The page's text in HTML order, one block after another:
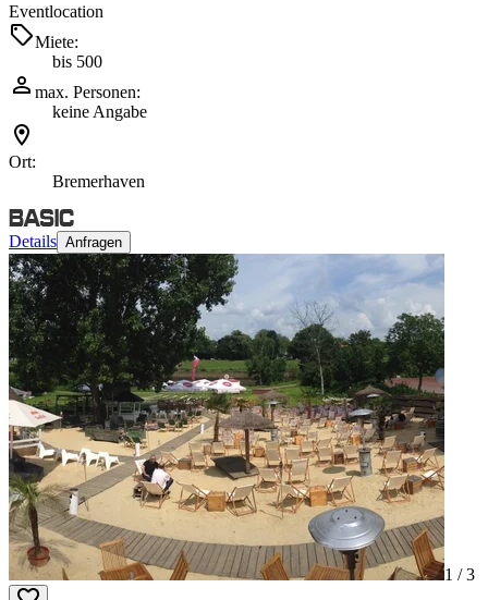
Eventlocation
Miete:
bis 500
max. Personen:
keine Angabe
Ort:
Bremerhaven
Details Anfragen
1 /3